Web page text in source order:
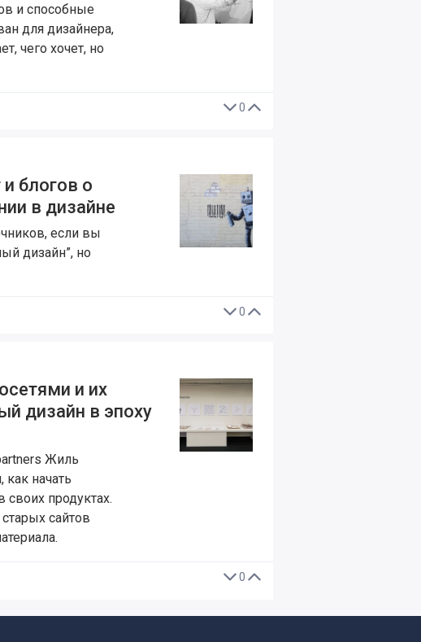
и способные
для дизайнера,
чего хочет, но
0
блогов о
в дизайне
если вы
дизайн”, но
0
и их
дизайн в эпоху
Жиль
начать
продуктах.
сайтов
0